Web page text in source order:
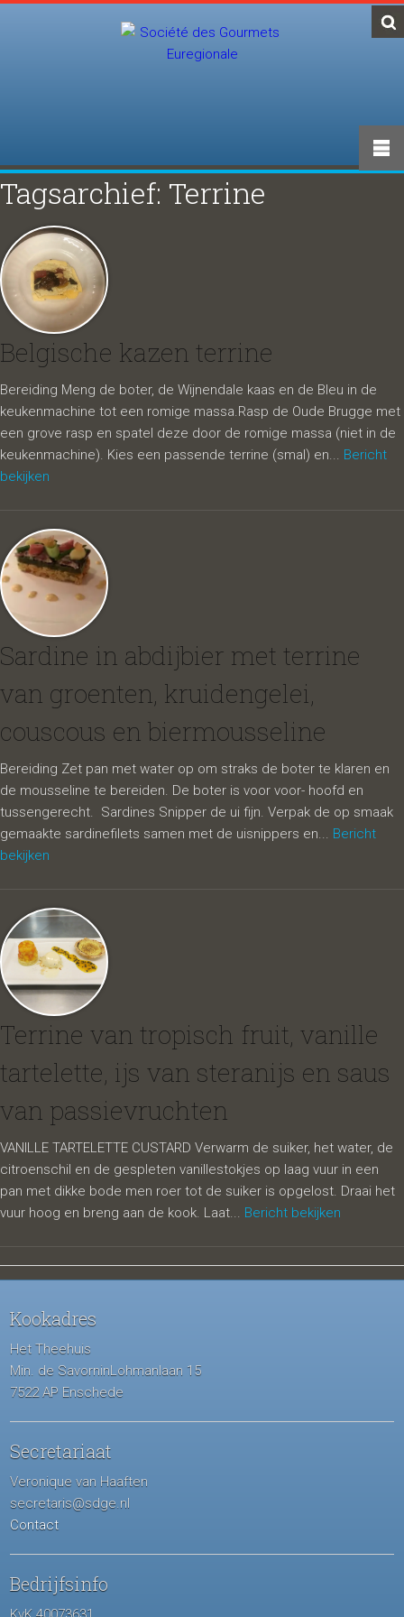
Tagsarchief: Terrine
Belgische kazen terrine
Bereiding Meng de boter, de Wijnendale kaas en de Bleu in de
keukenmachine tot een romige massa.Rasp de Oude Brugge met
een grove rasp en spatel deze door de romige massa (niet in de
keukenmachine). Kies een passende terrine (smal) en... Bericht
bekijken
Sardine in abdijbier met terrine
van groenten, kruidengelei,
couscous en biermousseline
Bereiding Zet pan met water op om straks de boter te klaren en
de mousseline te bereiden. De boter is voor voor- hoofd en
tussengerecht. Sardines Snipper de ui fijn. Verpak de op smaak
gemaakte sardinefilets samen met de uisnippers en... Bericht
bekijken
Terrine van tropisch fruit, vanille
tartelette, ijs van steranijs en saus
van passievruchten
VANILLE TARTELETTE CUSTARD Verwarm de suiker, het water, de
citroenschil en de gespleten vanillestokjes op laag vuur in een
pan met dikke bode men roer tot de suiker is opgelost. Draai het
vuur hoog en breng aan de kook. Laat... Bericht bekijken
Kookadres
Het Theehuis
Min. de SavorninLohmanlaan 15
7522 AP Enschede
Secretariaat
Veronique van Haaften
secretaris@sdge.nl
Contact
Bedrijfsinfo